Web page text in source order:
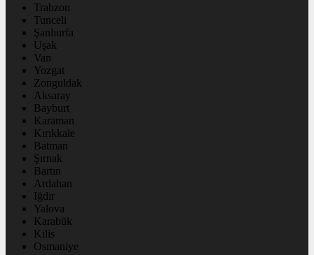
Trabzon
Tunceli
Şanlıurfa
Uşak
Van
Yozgat
Zonguldak
Aksaray
Bayburt
Karaman
Kırıkkale
Batman
Şırnak
Bartın
Ardahan
Iğdır
Yalova
Karabük
Kilis
Osmaniye